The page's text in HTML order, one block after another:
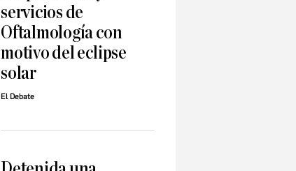
servicios de
Oftalmología con
motivo del eclipse
solar
El Debate